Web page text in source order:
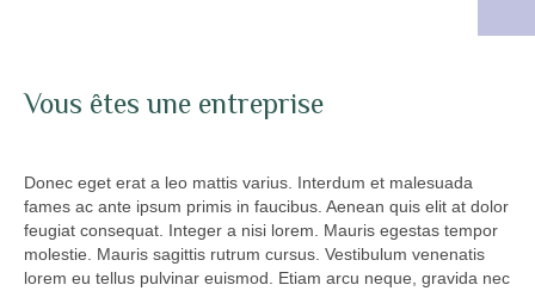
Vous êtes une entreprise
Donec eget erat a leo mattis varius. Interdum et malesuada
fames ac ante ipsum primis in faucibus. Aenean quis elit at dolor
feugiat consequat. Integer a nisi lorem. Mauris egestas tempor
molestie. Mauris sagittis rutrum cursus. Vestibulum venenatis
lorem eu tellus pulvinar euismod. Etiam arcu neque, gravida nec